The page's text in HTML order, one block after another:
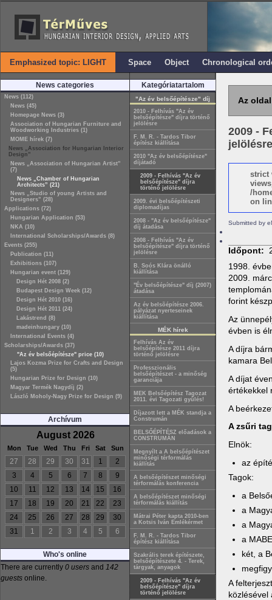
Emphasized topic: LIGHT Space Object Chronological
News categories
News (112)
News (45)
Homepage News (3)
Association of Hungarian Furniture and
Woodworking Industries (1)
MOME hírek (7)
News „Association for Hungarian Interior
Design”
News „Association of Hungarian Artist”
(7)
News „Chamber of Hungarian
Architects” (21)
News „Studio of young Artists and
Designers” (28)
Applications (72)
Hungarian Application (53)
NKA (10)
International Scholarships/Awards (8)
Events (255)
Publication (11)
Exhibitions (107)
Hungarian event (129)
Design Hét 2008 (2)
Budapest Design Week (12)
Design Hét 2010 (16)
Design Hét 2011 (24)
Lakástrend (8)
madeinhungary (10)
International Events (4)
Scholarships/Awards (37)
"Az év belsőépítésze" price (10)
Lajos Kozma Prize for Crafts and Design
(5)
Hungarian Prize for Design (10)
Magyar Termék Nagydíj (2)
László Moholy-Nagy Prize for Design (9)
Archívum
August 2026
Mon Tue Wed Thu Fri Sat Sun
27 28 29 30 31 1
2
3
4 5 6 7 8
9
10
11 12 13 14 15
16
17
18 19 20 21 22
23
24
25 26 27 28 29
30
31
1 2 3 4 5 6
Who's online
There are currently 0 users and 142
guests online.
Kategóriatartalom
"Az év belsőépítésze" díj
2010 - Felhívás "Az év
belsőépítésze" díjra történő
jelölésre
F. M. R. - Tardos Tibor
építész kiállítása
2010 "Az év belsőépítésze"
díjátadó
2009 - Felhívás "Az év
belsőépítésze" díjra
történő jelölésre
2009. évi belsőépítészeti
diplomadíjas
2008 - "Az év belsőépítésze"
díj átadása
2008 - Felhívás "Az év
belsőépítésze" díjra történő
jelölésre
B. Soós Klára önálló
kiállítása
"Év belsőépítésze" díj (2007)
átadása
Az év belsõépítésze 2006.
pályázat nyerteseinek
kiállítása
MÉK hírek
Felhívás Az év
belsőépítésze 2011 díjra
történő jelölésre
Professzionális
belsőépítészet - a minőség
garanciája
MEK Belsőépítész Tagozat
2011. évi Tagozati gyűlés!
Díjazott lett a MÉK standja a
Construmán
BELSŐÉPÍTÉSZ előadások a
CONSTRUMÁN
Megnyílt a A belsőépítészet
minőségi térformálás
kiállítás
A belsőépítészet minőségi
térformálás konferencia
A belsőépítészet minőségi
térformálás kiállítás
Mátrai Péter kapta 2010-ben
a Kotsis Iván Emlékérmet
F. M. R. - Tardos Tibor
építész kiállítása
Szakrális terek építészete,
belsőépítészete 4. - Terek,
tárgyak, anyagok
2009 - Felhívás "Az év
belsőépítésze" díjra
történő jelölésre
Az
2009 -
jelölésre
strict
/
on
Submitted by
Időpont:
1998.
2009.
forint
Az
évben is
A díjra
kamara
A díjat
értékekkel
A
A zsűri
Elnök:
az
Tagok:
a
a
a
a
két, a
A
közlésével